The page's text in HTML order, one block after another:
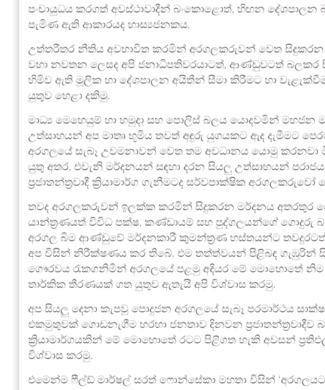
පංචායුධය කරගත් අවස්ථාවාදීන් බංකොළොත්, හිඟන දේශපාලන
පැමිණ ඇති ආකාරයද හාස්‍යජනකය.
උත්තරීතර නීතිය අවභාවිත කරමින් අරගලකරුවන් වෙත
වහා නවතන ලෙසද අපි ජනාධිපතිවරයාටත්, ආණ්ඩුවටත් බලකර
හිමිව ඇති මූලික හා දේශපාලන අයිතීන් සීමා කිරීමට හා
යුතුව හෙළා දකිමු.
මාධ්‍ය මෙහෙයුම් හා හමුදා සහ පොලිස් බලය යොදවමින් මහජන
උත්සාහයන් අප මාතෘ භූමිය තවත් අඳුරු යුගයකට ඇද දැමීමට
අරගලයේ සැබෑ උවමනාවන් වෙත තම අවධානය යොමු
යුතු අතර, එවැනි මර්දනයන් සඳහා දරන සියලු උත්සාහයන්
ප්‍රජාතන්ත්‍රවාදී ක්‍රියාමාර්ග ගැනීමටද සර්වපාක්ෂික
තවද අරගලකරුවන් ඉලක්ක කරමින් සිදුකරන මර්දනය අතරතුර
යාන්ත්‍රණයත් විවිධ පක්ෂ, කණ්ඩායම් සහ පුද්ගලයන්ගේ ගොදුරු
අරගල බිම ආණ්ඩුවේ මර්දනකාරී කුමන්ත්‍රණ හස්තයන්ට
අප විසින් නිරීක්ෂණය කර තිබේ. එම තත්ත්වයන් පිළිබඳ ගැඹුරින්
ගෞරවය රැකගනිමින් අරගලයේ පළමු අදියර මේ මොහොතේ
තාර්කික තීරණයක් ගත යුතුව ඇතැයි අපි විශ්වාස කරමු.
අප සියලු දෙනා කැපවූ පොදුජන අරගලයේ සැබෑ පරමාර්ථය
එකමුතුවක් ගොඩනැගීම හරහා ජනතාව දිනවන
ක්‍රියාමාර්ගයකින් මේ මොහොතේ රටට පිළිගත හැකි අවසන්
විශ්වාස කරමු.
එමෙන්ම ෆීල්ඩ් මාර්ෂල් සරත් ෆොන්සේකා මහතා විසින්